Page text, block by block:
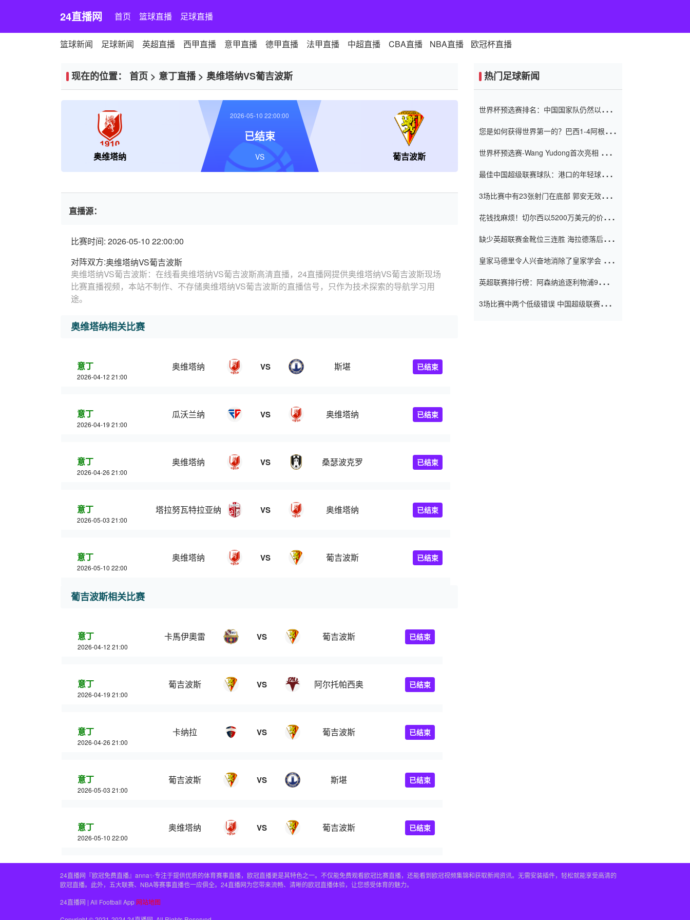
24直播网 首页 篮球直播 足球直播
篮球新闻 足球新闻 英超直播 西甲直播 意甲直播 德甲直播 法甲直播 中超直播 CBA直播 NBA直播 欧冠杯直播
现在的位置： 首页 > 意丁直播> 奥维塔纳VS葡吉波斯
奥维塔纳 葡吉波斯
2026-05-10 22:00:00
已结束
VS
直播源：
比赛时间: 2026-05-10 22:00:00
对阵双方:奥维塔纳VS葡吉波斯
奥维塔纳VS葡吉波斯：在线看奥维塔纳VS葡吉波斯高清直播，24直播网提供奥维塔纳VS葡吉波斯现场
比赛直播视频，本站不制作、不存储奥维塔纳VS葡吉波斯的直播信号，只作为技术探索的导航学习用
途。
奥维塔纳相关比赛
意丁
2026-04-12 21:00
奥维塔纳 VS 斯堪 已结束
意丁
2026-04-19 21:00
瓜沃兰纳 VS 奥维塔纳 已结束
意丁
2026-04-26 21:00
奥维塔纳 VS 桑瑟波克罗 已结束
意丁
2026-05-03 21:00
塔拉努瓦特拉亚纳 VS 奥维塔纳 已结束
意丁
2026-05-10 22:00
奥维塔纳 VS 葡吉波斯 已结束
葡吉波斯相关比赛
意丁
2026-04-12 21:00
卡馬伊奧雷 VS 葡吉波斯 已结束
意丁
2026-04-19 21:00
葡吉波斯 VS 阿尔托帕西奥 已结束
意丁
2026-04-26 21:00
卡纳拉 VS 葡吉波斯 已结束
意丁
2026-05-03 21:00
葡吉波斯 VS 斯堪 已结束
意丁
2026-05-10 22:00
奥维塔纳 VS 葡吉波斯 已结束
热门足球新闻
世界杯预选赛排名：中国国家队仍然以6分
您是如何获得世界第一的？巴西1-4阿根
世界杯预选赛-Wang Yudong首次亮相 中国
最佳中国超级联赛球队：港口的年轻球员在
（Taishan）
3场比赛中有23张射门在底部 郭安无效传球
花钱找麻烦！切尔西以5200万美元的价格
窗口
缺少英超联赛金靴位三连胜 海拉德落后6球
皇家马德里令人兴奋地消除了皇家学会 安
英超联赛排行榜：阿森纳追逐利物浦9分 曼
3场比赛中两个低级错误 中国超级联赛的前
24直播网『欧冠免费直播』anna✨专注于提供优质的体育赛事直播，欧冠直播更是其特色之一。不仅能免费观看欧冠比赛直播，还能看到欧冠视频集锦和获取新闻资讯。无需安装插件，轻松就能享受高清的
欧冠直播。此外，五大联赛、NBA等赛事直播也一应俱全。24直播网为您带来流畅、清晰的欧冠直播体验，让您感受体育的魅力。
24直播网 | All Football App 网站地图